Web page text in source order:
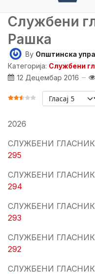
Службени
Рашка
By Општинска
Категорија: Службени
12 Децембар 2016
ОЦЕНА КОРИСНИКА: 2.5
Оцените
2026
СЛУЖБЕНИ
295
СЛУЖБЕНИ
294
СЛУЖБЕНИ
293
СЛУЖБЕНИ
292
СЛУЖБЕНИ